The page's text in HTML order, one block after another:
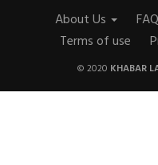
About Us
Terms of use
© 2020 KHABAR